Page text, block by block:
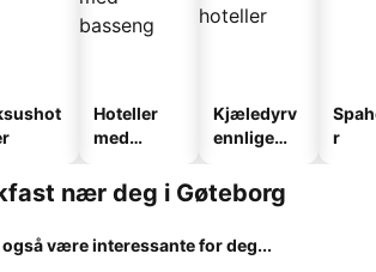
Hoteller
med
Kjæledyrv
ennlige
r
nær deg i Gøteborg
være interessante for deg...